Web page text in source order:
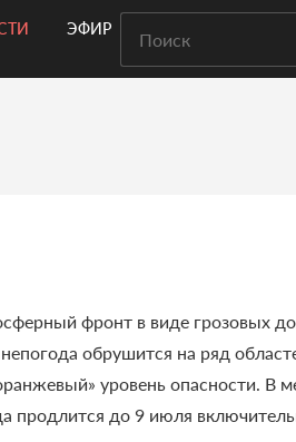
ЭФИР
фронт в виде грозовых
обрушится на ряд
уровень опасности. В
продлится до 9 июля